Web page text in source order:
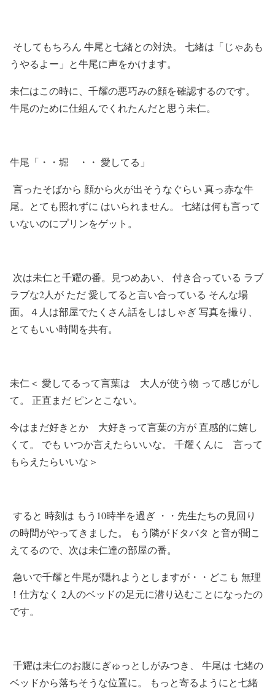
そしてもちろん 牛尾と七緒との対決。 七緒は「じゃあも
うやるよー」と牛尾に声をかけます。
未仁はこの時に、千耀の悪巧みの顔を確認するのです。
牛尾のために仕組んでくれたんだと思う未仁。
牛尾「・・堀 ・・ 愛してる」
言ったそばから 顔から火が出そうなぐらい 真っ赤な牛
尾。とても照れずに はいられません。 七緒は何も言って
いないのにプリンをゲット。
次は未仁と千耀の番。見つめあい、 付き合っている ラブ
ラブな2人が ただ 愛してると言い合っている そんな場
面。４人は部屋でたくさん話をしはしゃぎ 写真を撮り、
とてもいい時間を共有。
未仁＜ 愛してるって言葉は 大人が使う物 って感じがし
て。 正直まだ ピンとこない。
今はまだ好きとか 大好きって言葉の方が 直感的に嬉し
くて。 でも いつか言えたらいいな。 千耀くんに 言って
もらえたらいいな＞
すると 時刻は もう10時半を過ぎ ・・先生たちの見回り
の時間がやってきました。 もう隣がドタバタ と音が聞こ
えてるので、次は未仁達の部屋の番。
急いで千耀と牛尾が隠れようとしますが・・どこも 無理
！仕方なく 2人のベッドの足元に潜り込むことになったの
です。
千耀は未仁のお腹にぎゅっとしがみつき、 牛尾は 七緒の
ベッドから落ちそうな位置に。 もっと寄るようにと七緒